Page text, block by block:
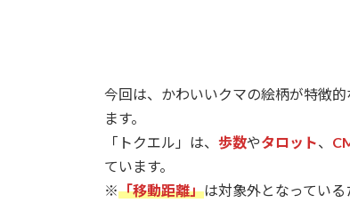
今回は、かわいいクマの絵柄が特徴的
ます。
「トクエル」は、 歩数やタロット、
ています。
※「移動距離」は対象外となっている